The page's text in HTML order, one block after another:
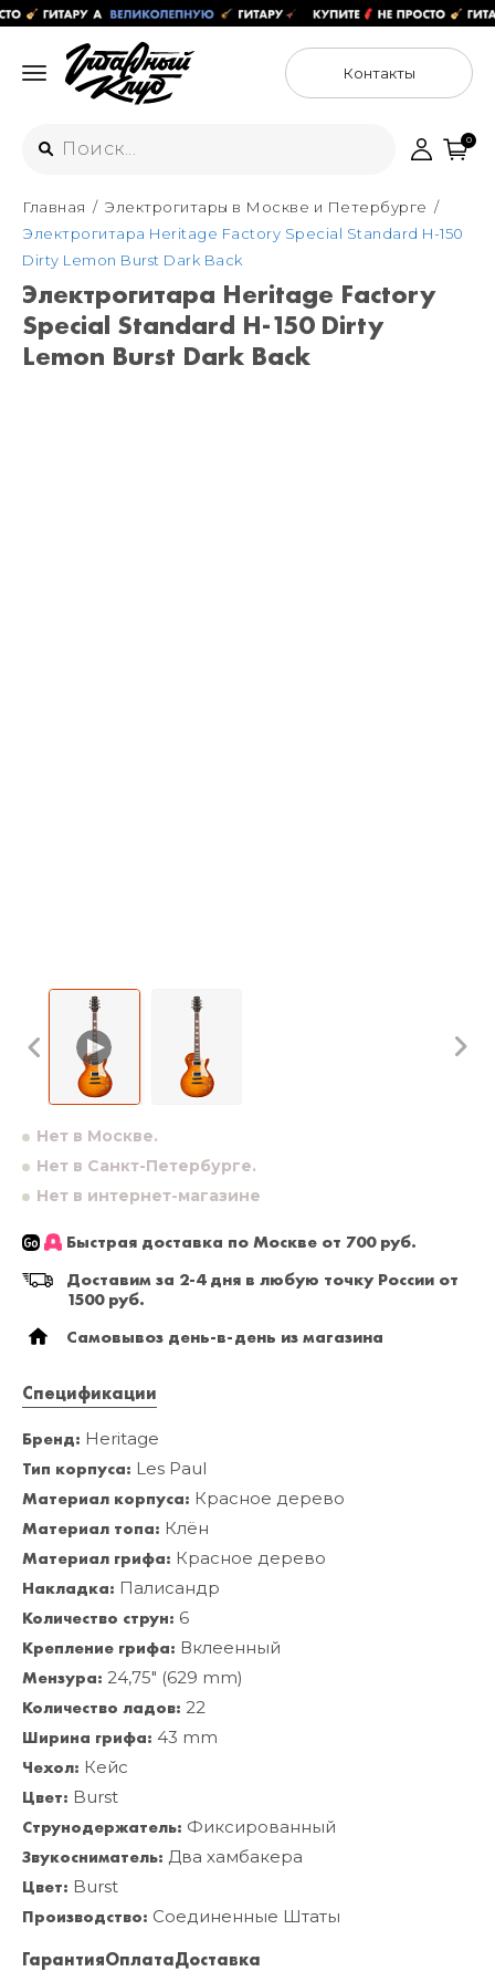
Контакты
Интернет-магазин
+7 (925) 125-54-44
Москва
+7 (925) 176-55-65
ул. Большая Новодмитровская 36с15,
"ФЛАКОН"
Санкт-Петербург
+7 (929) 179-15-49
0
Главная
Электрогитары в Москве и Петербурге
Электрогитара Heritage Factory Special Standard H-150
Dirty Lemon Burst Dark Back
Электрогитара Heritage Factory
Special Standard H-150 Dirty
Lemon Burst Dark Back
Нет в Москве.
Нет в Санкт-Петербурге.
Нет в интернет-магазине
Быстрая доставка по Москве от 700 руб.
Доставим за 2-4 дня в любую точку России от
1500 руб.
Самовывоз день-в-день из магазина
Спецификации
Бренд: Heritage
Тип корпуса: Les Paul
Материал корпуса: Красное дерево
Материал топа: Клён
Материал грифа: Красное дерево
Накладка: Палисандр
Количество струн: 6
Крепление грифа: Вклеенный
Мензура: 24,75" (629 mm)
Количество ладов: 22
Ширина грифа: 43 mm
Чехол: Кейс
Цвет: Burst
Струнодержатель: Фиксированный
Звукосниматель: Два хамбакера
Цвет: Burst
Производство: Соединенные Штаты
ГарантияОплатаДоставка